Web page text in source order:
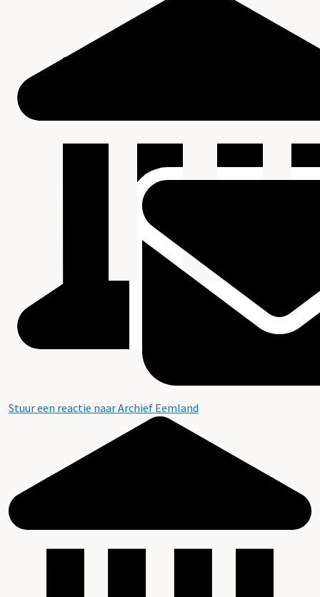
Stuur een reactie naar Archief Eemland